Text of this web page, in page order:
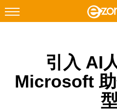
Instagram
科技焦點
引入 AI
Microsoft
型